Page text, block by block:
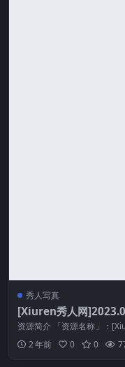
秀人写真
[Xiuren秀人网
朵babe[71+1P／
资源简介 「资源名称」：
2 年前 0 0